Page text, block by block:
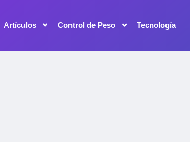
Artículos Control de Peso Tecnología